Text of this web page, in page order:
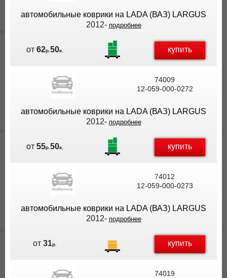
автомобильные коврики на LADA (ВАЗ) LARGUS
2012- подробнее
от62р.50к. купить
74009
12-059-000-0272
автомобильные коврики на LADA (ВАЗ) LARGUS
2012- подробнее
от55р.50к. купить
74012
12-059-000-0273
автомобильные коврики на LADA (ВАЗ) LARGUS
2012- подробнее
от31р. купить
74019